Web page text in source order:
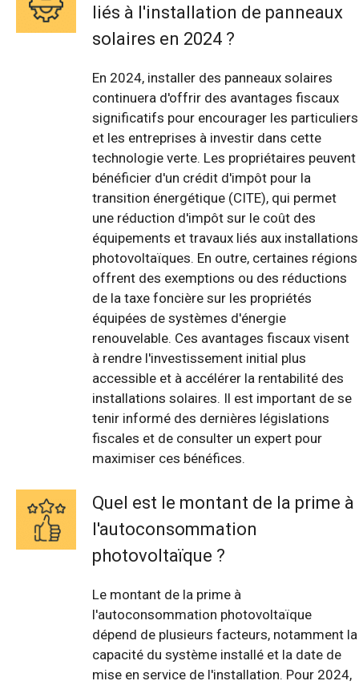
liés à l'installation de panneaux
solaires en 2024 ?
En 2024, installer des panneaux solaires
continuera d'offrir des avantages fiscaux
significatifs pour encourager les particuliers
et les entreprises à investir dans cette
technologie verte. Les propriétaires peuvent
bénéficier d'un crédit d'impôt pour la
transition énergétique (CITE), qui permet
une réduction d'impôt sur le coût des
équipements et travaux liés aux installations
photovoltaïques. En outre, certaines régions
offrent des exemptions ou des réductions
de la taxe foncière sur les propriétés
équipées de systèmes d'énergie
renouvelable. Ces avantages fiscaux visent
à rendre l'investissement initial plus
accessible et à accélérer la rentabilité des
installations solaires. Il est important de se
tenir informé des dernières législations
fiscales et de consulter un expert pour
maximiser ces bénéfices.
Quel est le montant de la prime à
l'autoconsommation
photovoltaïque ?
Le montant de la prime à
l'autoconsommation photovoltaïque
dépend de plusieurs facteurs, notamment la
capacité du système installé et la date de
mise en service de l'installation. Pour 2024,